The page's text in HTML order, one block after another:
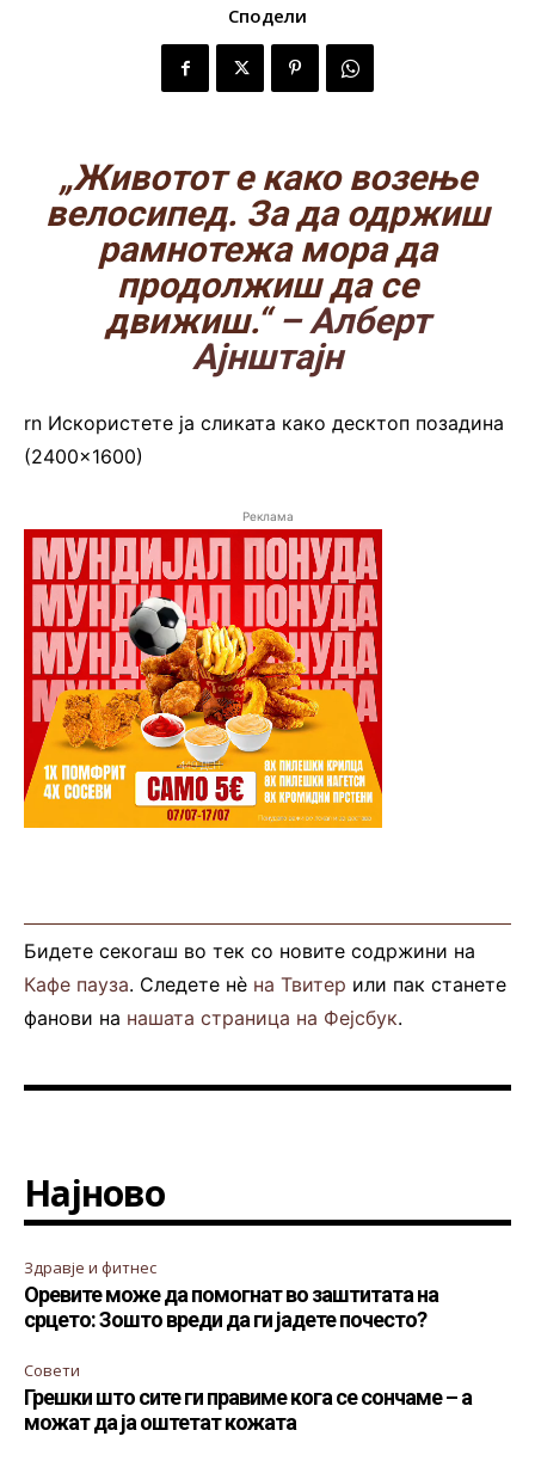
Сподели
„Животот е како возење
велосипед. За да одржиш
рамнотежа мора да
продолжиш да се
движиш.“– Алберт
Ајнштајн
rn Искористете ја сликата како десктоп позадина
(2400×1600)
Реклама
Бидете секогаш во тек со новите содржини на
Кафе пауза. Следете нè на Твитер или пак станете
фанови на нашата страница на Фејсбук.
Најново
Здравје и фитнес
Оревите може да помогнат во заштитата на
срцето: Зошто вреди да ги јадете почесто?
Совети
Грешки што сите ги правиме кога се сончаме – а
можат да ја оштетат кожата